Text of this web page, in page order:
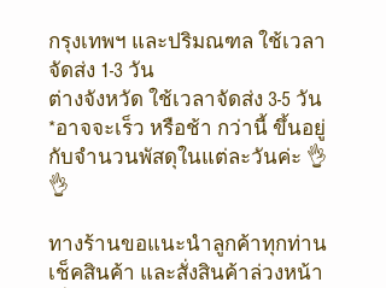
กรุงเทพฯ และปริมณฑล ใช้เวลา
จัดส่ง 1-3 วัน
ต่างจังหวัด ใช้เวลาจัดส่ง 3-5 วัน
*อาจจะเร็ว หรือช้า กว่านี้ ขึ้นอยู่
กับจำนวนพัสดุในแต่ละวันค่ะ 👌
👌
ทางร้านขอแนะนำลูกค้าทุกท่าน
เช็คสินค้า และสั่งสินค้าล่วงหน้า